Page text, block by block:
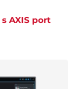
AXIS port